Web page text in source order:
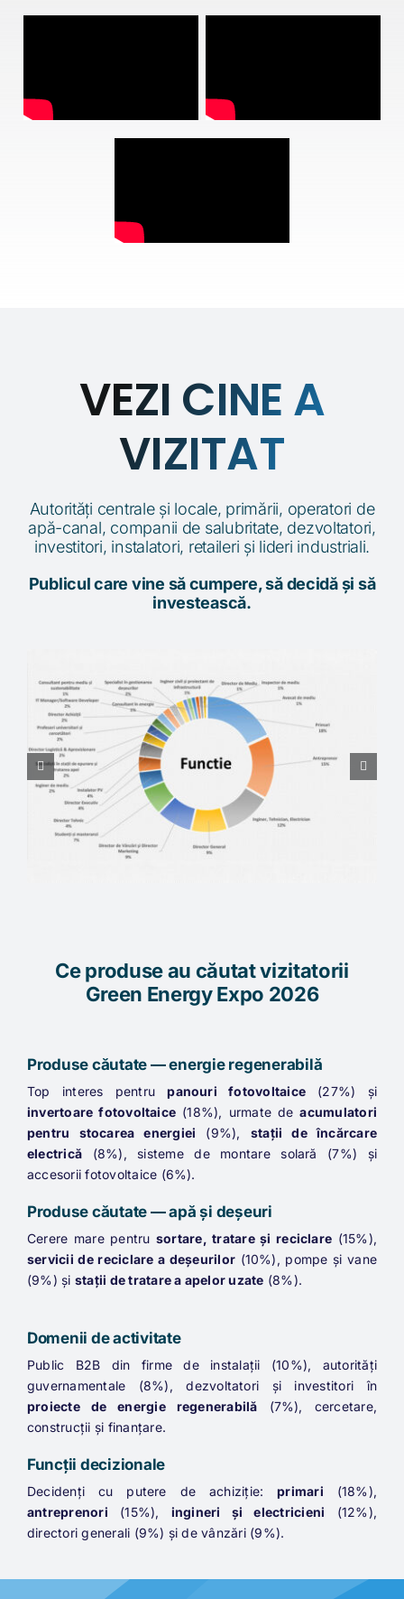
VEZI CINE A
VIZITAT
Autorități centrale și locale, primării, operatori de
apă-canal, companii de salubritate, dezvoltatori,
Publicul care vine să cumpere, să decidă și să
Ce produse au căutat vizitatorii
Produse căutate — energie regenerabilă
Top interes pentrupanouri fotovoltaice(27%) și
invertoare fotovoltaice(18%), urmate deacumulatori
pentru stocarea energiei(9%),stații de încărcare
electrică (8%), sisteme de montare solară (7%) și
Produse căutate — apă și deșeuri
Cerere mare pentru sortare, tratare și reciclare (15%),
servicii de reciclare a deșeurilor(10%), pompe și vane
Domenii de activitate
Public B2B din firme de instalații (10%), autorități
guvernamentale (8%), dezvoltatori și investitori în
proiecte de energie regenerabilă
Funcții decizionale
Decidenți cu putere de achiziție:primari(18%),
antreprenori(15%),ingineri și electricieni